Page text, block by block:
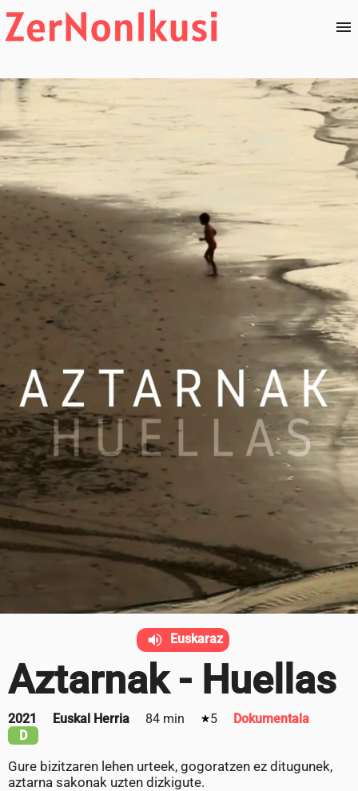
Aztarnak - Huellas
2021 Euskal Herria 84 min 5
Dokumentala
D
Gure bizitzaren lehen urteek, gogoratzen ez ditugunek,
aztarna sakonak uzten dizkigute.
Euskaraz